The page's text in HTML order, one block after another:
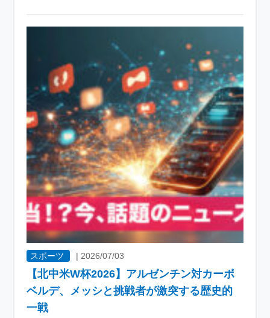
スポーツ | 2026/07/03
【北中米W杯2026】アルゼンチン対カーボ
ベルデ、メッシと挑戦者が激突する歴史的
一戦